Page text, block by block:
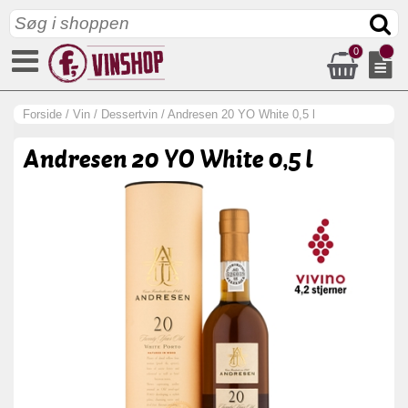
0
Forside / Vin / Dessertvin / Andresen 20 YO White 0,5 l
Andresen 20 YO White 0,5 l